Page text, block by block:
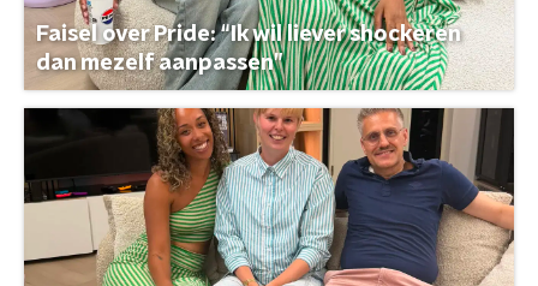
Faisel over Pride: “Ik wil liever shockeren
dan mezelf aanpassen”